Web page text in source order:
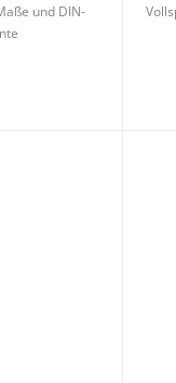
und DIN-